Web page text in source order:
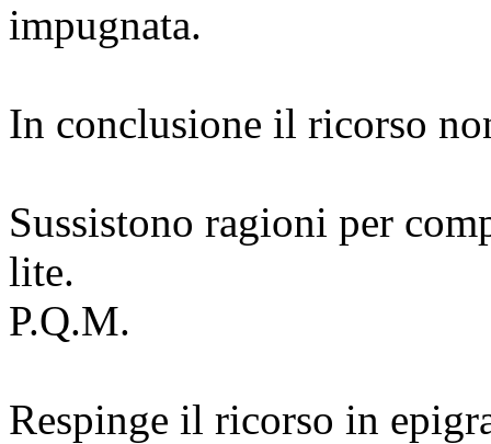
impugnata.
In conclusione il ricorso
Sussistono ragioni per
lite.
P.Q.M.
Respinge il ricorso in